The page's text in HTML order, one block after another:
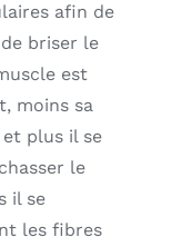
afin de
briser le
est
moins sa
plus il se
le
il se
les fibres